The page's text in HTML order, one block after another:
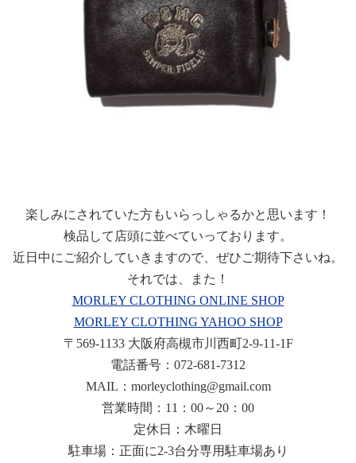
楽しみにされていた方もいらっしゃるかと思います！
検品して店頭に並べていっております。
近日中にご紹介していきますので、ぜひご期待下さいね。
それでは、また！
MORLEY CLOTHING ONLINE SHOP
MORLEY CLOTHING YAHOO SHOP
〒569-1133 大阪府高槻市川西町2-9-11-1F
電話番号：072-681-7312
MAIL：morleyclothing@gmail.com
営業時間：11：00～20：00
定休日：木曜日
駐車場：正面に2-3台分専用駐車場あり